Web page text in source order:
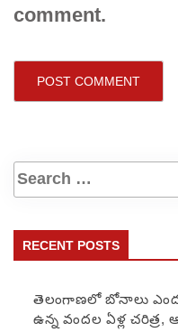
comment.
RECENT POSTS
తెలంగాణలో బోనాలు
ఉన్న వందల ఏళ్ల